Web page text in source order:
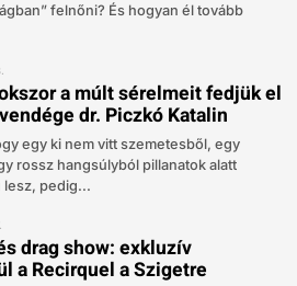
felnőni? És hogyan él tovább
a múlt sérelmeit fedjük el
dr. Piczkó Katalin
egy ki nem vitt szemetesből, egy
rossz hangsúlyból pillanatok alatt
lesz, pedig...
drag show: exkluzív
a Recirquel a Szigetre